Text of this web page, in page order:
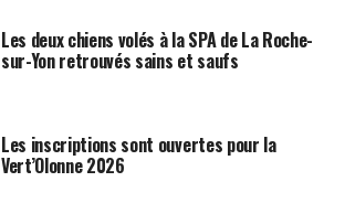
Les deux chiens volés à la SPA de La Roche-
sur-Yon retrouvés sains et saufs
Les inscriptions sont ouvertes pour la
Vert’Olonne 2026